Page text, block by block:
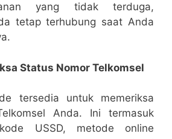
yang tidak terduga,
tetap terhubung saat Anda
Status Nomor Telkomsel
tersedia untuk memeriksa
Anda. Ini termasuk
USSD, metode online